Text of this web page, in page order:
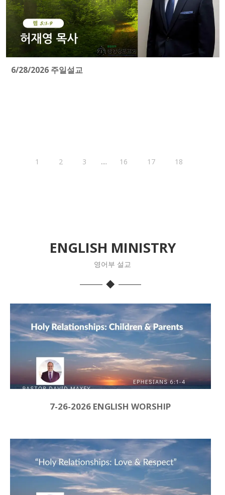
6/28/2026 주일설교
1 2 3 .... 16 17 18
ENGLISH MINISTRY
영어부 설교
7-26-2026 ENGLISH WORSHIP